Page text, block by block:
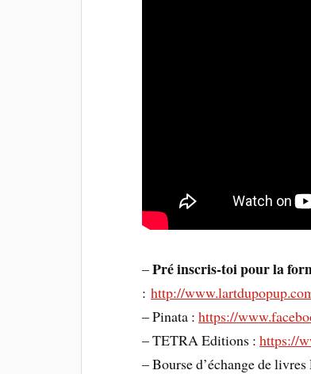
–Pré inscris-toi pour la
:http://
– Pinata :https://
– TETRA Editions :https://
– Bourse d’échange de livres